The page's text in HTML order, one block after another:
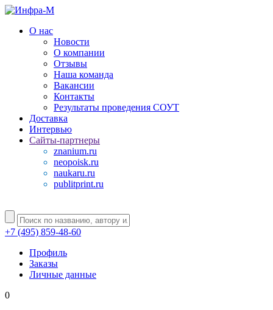
О нас
Новости
О компании
Отзывы
Наша команда
Вакансии
Контакты
Результаты проведения СОУТ
Доставка
Интервью
Сайты-партнеры
znanium.ru
neopoisk.ru
naukaru.ru
publitprint.ru
+7 (495) 859-48-60
Профиль
Заказы
Личные данные
0